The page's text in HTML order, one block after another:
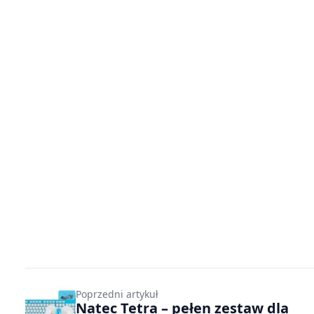
Poprzedni artykuł
Natec Tetra – pełen zestaw dla